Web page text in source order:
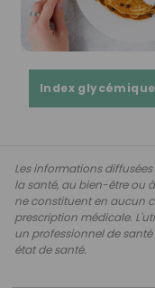
Index glycémique
Les informations
la santé, au bien-être ou
ne constituent en aucun
prescription médicale.
un professionnel de
état de santé.